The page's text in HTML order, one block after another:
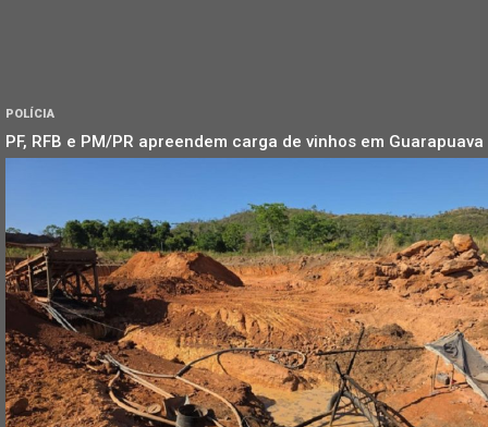
POLÍCIA
PF, RFB e PM/PR apreendem carga de vinhos em Guarapuava